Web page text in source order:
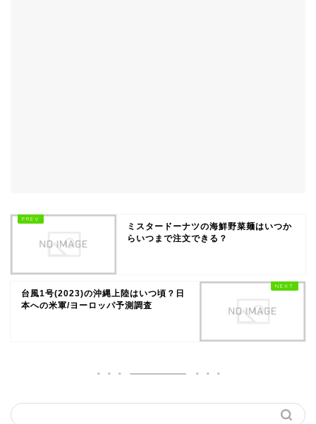
ミスタードーナツの海鮮野菜麺はいつか
らいつまで注文できる？
台風1号(2023)の沖縄上陸はいつ頃？日
本への米軍/ヨーロッパ予測調査